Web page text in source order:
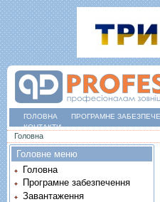
ГОЛОВНА ПРОГРАМНЕ
КОНТАКТИ
Ви є тут
Головна
Головне меню
Головна
Програмне забезпечення
Завантаження